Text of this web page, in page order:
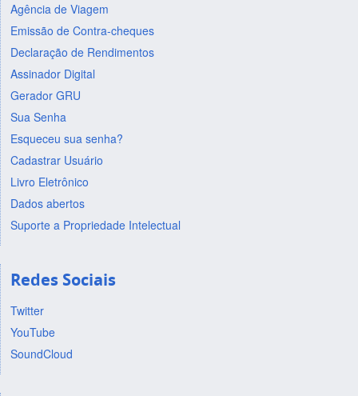
Agência de Viagem
Emissão de Contra-cheques
Declaração de Rendimentos
Assinador Digital
Gerador GRU
Sua Senha
Esqueceu sua senha?
Cadastrar Usuário
Livro Eletrônico
Dados abertos
Suporte a Propriedade Intelectual
Redes Sociais
Twitter
YouTube
SoundCloud